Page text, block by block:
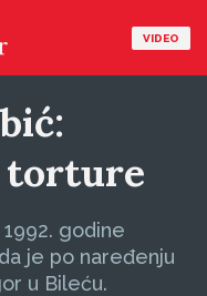
VIDEO
torture
godine
je po naređenju
u Bileću.